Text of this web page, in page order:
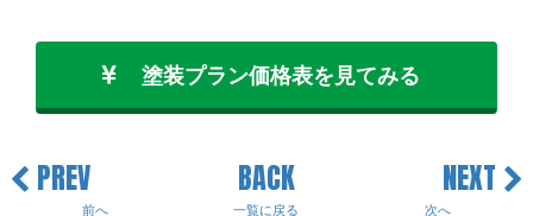
塗装プラン価格表を見てみる
PREV
前へ
BACK
一覧に戻る
NEXT
次へ